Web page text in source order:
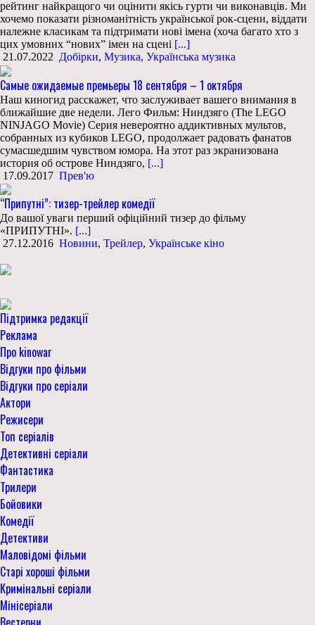
рейтинг найкращого чи оцінити якісь гурти чи виконавців. Ми
хочемо показати різноманітність української рок-сцени, віддати
належне класикам та підтримати нові імена (хоча багато хто з
цих умовних “нових” імен на сцені [...]
21.07.2022 Добірки, Музика, Українська музика
Самые ожидаемые премьеры 18 сентября – 1 октября
Наш киногид расскажет, что заслуживает вашего внимания в
ближайшие две недели. Лего Фильм: Ниндзяго (The LEGO
NINJAGO Movie) Серия невероятно аддиктивных мультов,
собранных из кубиков LEGO, продолжает радовать фанатов
сумасшедшим чувством юмора. На этот раз экранизована
история об острове Ниндзяго, [...]
17.09.2017 Прев'ю
“Припутні”: тизер-трейлер комедії
До вашої уваги перший офіційний тизер до фільму
«ПРИПУТНІ». [...]
27.12.2016 Новини, Трейлер, Українське кіно
Підтримка редакції
Реклама
Про kinowar
Відгуки про фільми
Відгуки про серіали
Актори
Режисери
Топ серіалів
Детективні серіали
Фантастика
Трилери
Бойовики
Комедії
Детективи
Маловідомі фільми
Старі хороші фільми
Кримінальні серіали
Мінісеріали